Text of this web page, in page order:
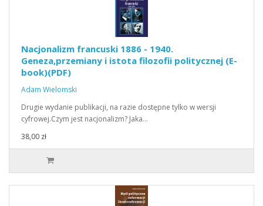
Nacjonalizm francuski 1886 - 1940.
Geneza,przemiany i istota filozofii politycznej (E-
book)(PDF)
Adam Wielomski
Drugie wydanie publikacji, na razie dostępne tylko w wersji
cyfrowej.Czym jest nacjonalizm? Jaka…
38,00 zł